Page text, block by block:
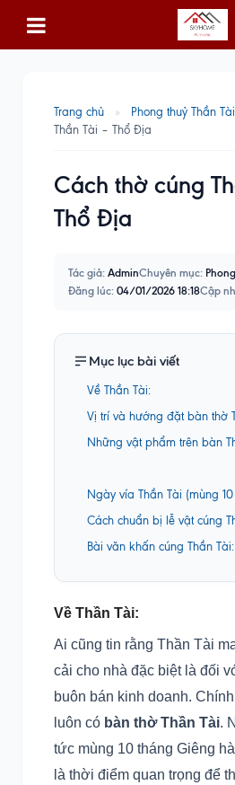
Trang chủ » Phong thuỷ Thần Tài
Thần Tài – Thổ Địa
Cách thờ cúng
Thổ Địa
Tác giả: AdminChuyên mục:
Đăng lúc: 04/01/2026 18:18Cập
Mục lục bài viết
Về Thần Tài:
Vị trí và hướng đặt bàn thờ
Những vật phẩm trên bàn
Ngày vía Thần Tài (mùng
Cách chuẩn bị lễ vật cúng
Bài văn khấn cúng Thần Tài:
Về Thần Tài:
Ai cũng tin rằng Thần Tài
cải cho nhà đặc biệt là đối
buôn bán kinh doanh.
luôn có bàn thờ Thần Tài.
tức mùng 10 tháng Giêng
là thời điểm quan trọng để